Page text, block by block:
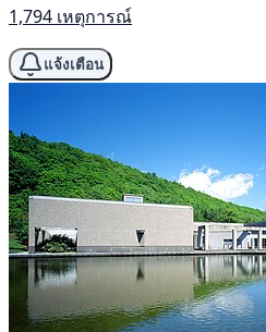
1,794 เหตุการณ์
แจ้งเตือน